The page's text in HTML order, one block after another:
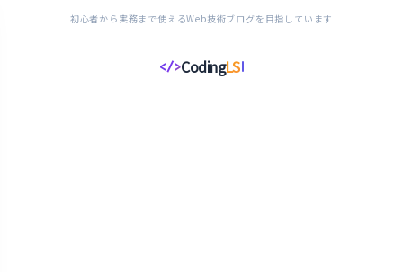
初心者から実務まで使えるWeb技術ブログを目指しています
</>CodingLS
コ